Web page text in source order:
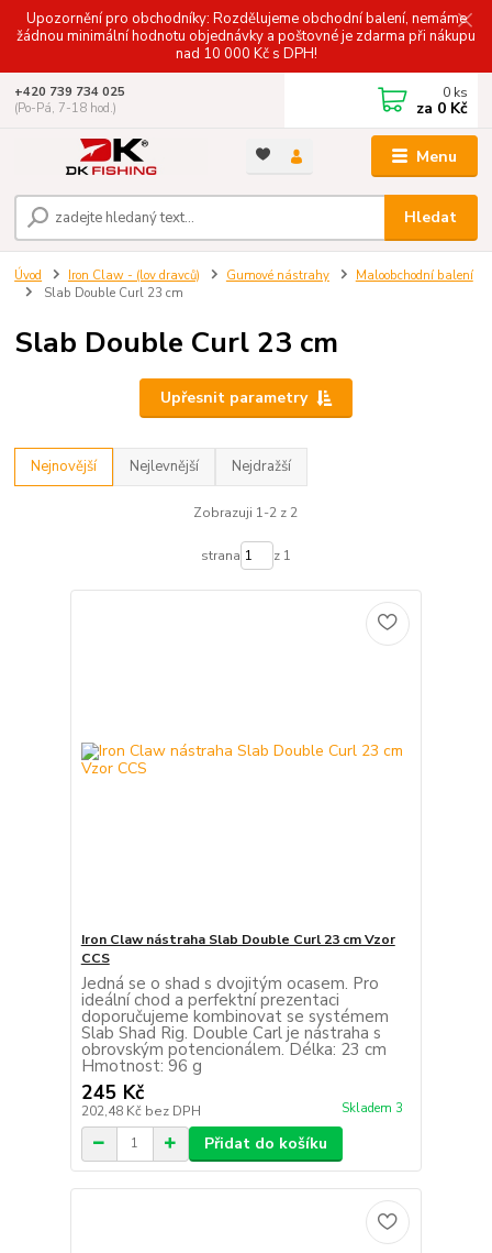
Upozornění pro obchodníky: Rozdělujeme obchodní balení, nemáme
žádnou minimální hodnotu objednávky a poštovné je zdarma při nákupu
nad 10 000 Kč s DPH!
Menu
Hledat
+420 739 734 025
(Po-Pá, 7-18 hod.)
0 ks
za 0 Kč
Úvod Iron Claw - (lov dravců) Gumové nástrahy
Maloobchodní balení
Slab Double Curl 23 cm
Slab Double Curl 23 cm
Upřesnit parametry
Nejnovější Nejlevnější Nejdražší
Zobrazuji 1-2 z 2
strana z 1
Iron Claw nástraha Slab Double Curl 23 cm Vzor
CCS
Jedná se o shad s dvojitým ocasem. Pro
ideální chod a perfektní prezentaci
doporučujeme kombinovat se systémem
Slab Shad Rig. Double Carl je nástraha s
obrovským potencionálem. Délka: 23 cm
Hmotnost: 96 g
245 Kč
202,48 Kč bez DPH Skladem 3
Přidat do košíku